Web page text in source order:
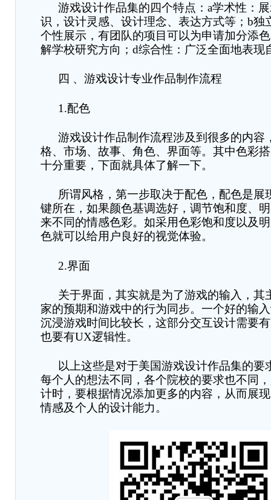
游戏设计作品集的四个特点 ：a学术性 ：
识，设计灵感、设计理念、表达方式等； b独
个性展示，有团队的项目可以为申请加分添
解学校研究方向； d综合性 ： 广泛全面地表现
四 、游戏设计专业作品制作流程
1.配色
游戏设计作品制作流程涉及到很多的内容
格、市场、故事、角色、界面等。其中色彩
十分重要，下面就具体了解一下。
所谓风格，第一步取决于配色 ， 配色是展
键所在 ， 如果颜色基调选好，调节饱和度、
来不同的情感色彩。如采用色彩饱和度以及
色就可以给用户良好的视觉体验。
2.界面
关于界面，其实就是为了游戏的输入，其
家的预期和游戏中的行为同步。一个好的输
沉浸游戏时间比较长 ， 这部分交互设计需要有
也要有UX逻辑性。
以上这些是对于美国游戏设计作品集的要
每个人的想法不同，各个院校的要求也不同
计时，要根据情况添加更多的内容，从而展
情感及个人的设计能力。